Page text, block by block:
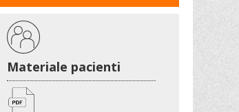
Materiale pacienti